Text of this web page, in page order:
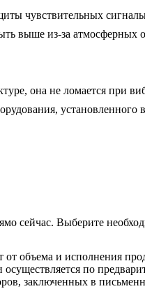
чувствительных
выше из-за атмосферных
она не ломается
Выберите
объема и исполнения
по
заключенных в